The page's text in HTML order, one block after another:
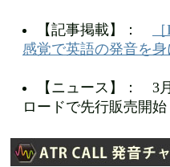
【記事掲載】：
感覚で英語の発音を
【ニュース】： 3
ロードで先行販売開始